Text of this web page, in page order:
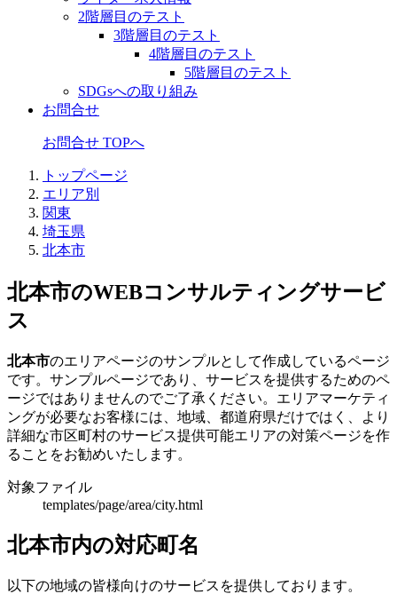
2階層目のテスト
3階層目のテスト
4階層目のテスト
5階層目のテスト
SDGsへの取り組み
お問合せ
お問合せ TOPへ
トップページ
エリア別
関東
埼玉県
北本市
北本市のWEBコンサルティングサービ
ス
北本市のエリアページのサンプルとして作成しているページ
です。サンプルページであり、サービスを提供するためのペ
ージではありませんのでご了承ください。エリアマーケティ
ングが必要なお客様には、地域、都道府県だけではく、より
詳細な市区町村のサービス提供可能エリアの対策ページを作
ることをお勧めいたします。
対象ファイル
templates/page/area/city.html
北本市内の対応町名
以下の地域の皆様向けのサービスを提供しております。